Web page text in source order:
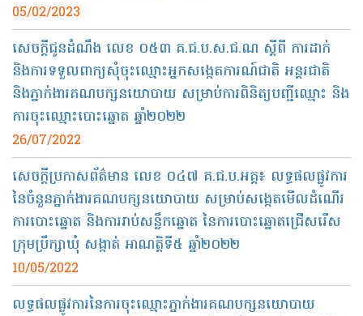
05/02/2023
សេចក្តីជូនដំណឹង លេខ ០៥៣​ គ.ជ.ប.ស.ជ.ណ​ ស្តីពី ការដាក់
និងការទទួលពាក្យសុំចុះឈ្មោះអ្នកសង្កេតការណ៍ជាតិ អន្តរជាតិ
និងភ្នាក់ងារគណបក្សនយោបាយ សម្រាប់ការពិនិត្យបញ្ជីឈ្មោះ និង
ការចុះឈ្មោះបោះឆ្នោត ឆ្នាំ២០២២
26/07/2022
សេចក្តីប្រកាសព័ត៌មាន លេខ​ ០៤៧ គ.ជ.ប.អគ្គ៖ លទ្ធផលផ្លូវការ
នៃចំនួនភ្នាក់ងារគណបក្សនយោបាយ សម្រាប់សង្កេតមើលដំណើរ
ការបោះឆ្នោត និងការរាប់សន្លឹកឆ្នោត នៃការបោះឆ្នោតជ្រើសរើស
ក្រុមប្រឹក្សាឃុំ សង្កាត់ អាណត្តិទី៥ ឆ្នាំ២០២២
10/05/2022
លទ្ធផលផ្លូវការនៃការចុះឈ្មោះភ្នាក់ងារគណបក្សនយោបាយ